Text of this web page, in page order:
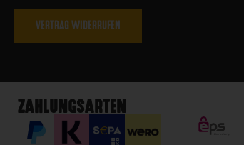
VERTRAG WIDERRUFEN
ZAHLUNGSARTEN